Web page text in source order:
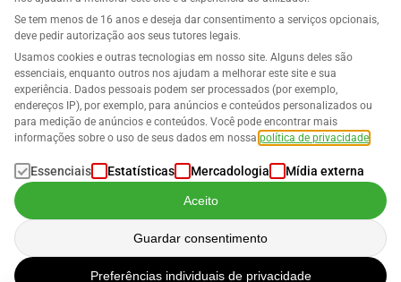
Empresa
Suporte
Soluções para Amazon
Os dados são processados de acordo com a nossa Política de Privacidade
Se tem menos de 16 anos e deseja dar consentimento a serviços opcionais,
deve pedir autorização aos seus tutores legais.
Usamos cookies e outras tecnologias em nosso site. Alguns deles são
essenciais, enquanto outros nos ajudam a melhorar este site e sua
experiência. Dados pessoais podem ser processados (por exemplo,
endereços IP), por exemplo, para anúncios e conteúdos personalizados ou
para medição de anúncios e conteúdos. Você pode encontrar mais
informações sobre o uso de seus dados em nossa política de privacidade
Essenciais Estatísticas Mercadologia Mídia externa
Aceito
Guardar consentimento
Preferências individuais de privacidade